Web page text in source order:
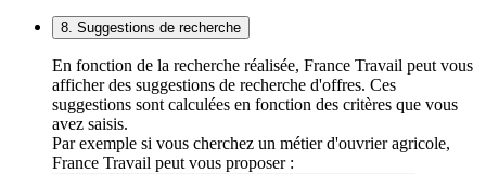
8. Suggestions de recherche
En fonction de la recherche réalisée, France Travail peut vous
afficher des suggestions de recherche d'offres. Ces
suggestions sont calculées en fonction des critères que vous
avez saisis.
Par exemple si vous cherchez un métier d'ouvrier agricole,
France Travail peut vous proposer :